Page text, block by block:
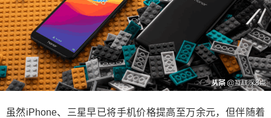
虽然iPhone、三星早已将手机价格提高至万余元，但伴随着